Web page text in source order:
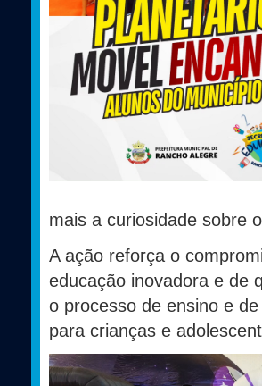
mais a curiosidade sobre
A ação reforça o
educação inovadora e de
o processo de ensino e
para crianças e